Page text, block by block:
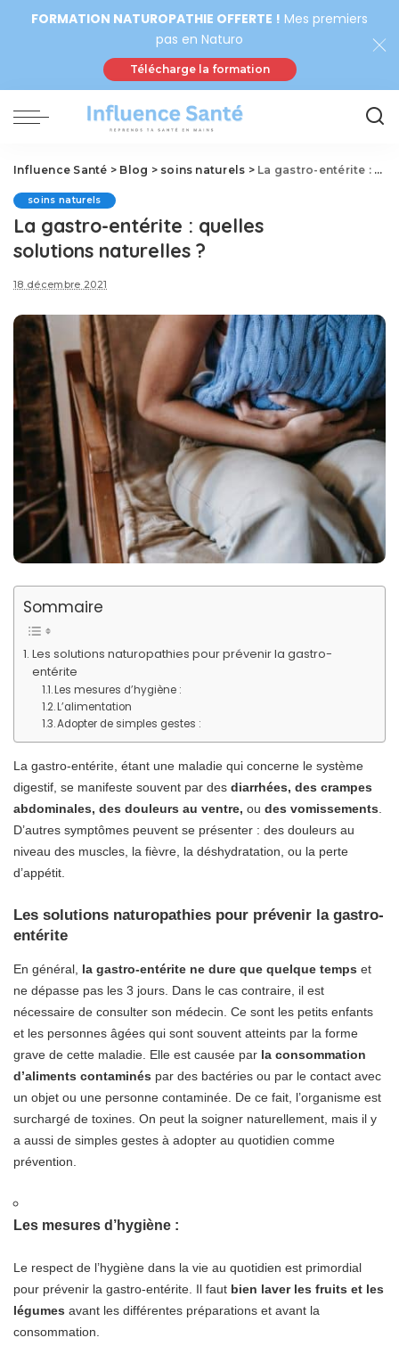
FORMATION NATUROPATHIE OFFERTE ! Mes premiers
pas en Naturo
Télécharge la formation
Influence Santé > Blog > soins naturels > La gastro-entérite : quelles solutions naturelles ?
soins naturels
La gastro-entérite : quelles
solutions naturelles ?
18 décembre 2021
Sommaire
Les solutions naturopathies pour prévenir la gastro-
entérite
Les mesures d’hygiène :
L’alimentation
Adopter de simples gestes :
La gastro-entérite, étant une maladie qui concerne le système
digestif, se manifeste souvent par des diarrhées, des crampes
abdominales, des douleurs au ventre, ou des vomissements
D’autres symptômes peuvent se présenter : des douleurs au
niveau des muscles, la fièvre, la déshydratation, ou la perte
d’appétit.
Les solutions naturopathies pour prévenir la gastro-
entérite
En général, la gastro-entérite ne dure que quelque temps et
ne dépasse pas les 3 jours. Dans le cas contraire, il est
nécessaire de consulter son médecin. Ce sont les petits enfants
et les personnes âgées qui sont souvent atteints par la forme
grave de cette maladie. Elle est causée par la consommation
d’aliments contaminés par des bactéries ou par le contact avec
un objet ou une personne contaminée. De ce fait, l’organisme est
surchargé de toxines. On peut la soigner naturellement, mais il y
a aussi de simples gestes à adopter au quotidien comme
prévention.
Les mesures d’hygiène :
Le respect de l’hygiène dans la vie au quotidien est primordial
pour prévenir la gastro-entérite. Il faut bien laver les fruits et les
légumes avant les différentes préparations et avant la
consommation.